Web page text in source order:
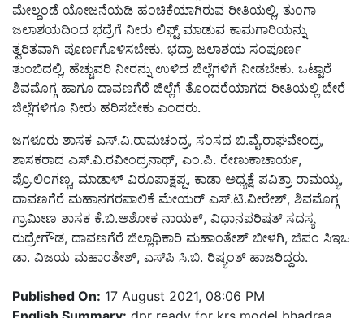
ಮೇಲ್ದಂಡೆ ಯೋಜನೆಯಡಿ ಹಂಚಿಕೆಯಾಗಿರುವ ರೀತಿಯಲ್ಲಿ, ತುಂಗಾ
ಜಲಾಶಯದಿಂದ ಭದ್ರೆಗೆ ನೀರು ಲಿಫ್ಟ್ ಮಾಡುವ ಕಾಮಗಾರಿಯನ್ನು
ತ್ವರಿತವಾಗಿ ಪೂರ್ಣಗೊಳಿಸಬೇಕು. ಭದ್ರಾ ಜಲಾಶಯ ಸಂಪೂರ್ಣ
ತುಂಬಿದಲ್ಲಿ, ಹೆಚ್ಚುವರಿ ನೀರನ್ನು ಉಳಿದ ಜಿಲ್ಲೆಗಳಿಗೆ ನೀಡಬೇಕು. ಒಟ್ಟಾರೆ
ಶಿವಮೊಗ್ಗ ಹಾಗೂ ದಾವಣಗೆರೆ ಜಿಲ್ಲೆಗೆ ತೊಂದರೆಯಾಗದ ರೀತಿಯಲ್ಲಿ ಬೇರೆ
ಜಿಲ್ಲೆಗಳಿಗೂ ನೀರು ಹರಿಸಬೇಕು ಎಂದರು.
ಜಗಳೂರು ಶಾಸಕ ಎಸ್.ವಿ.ರಾಮಚಂದ್ರ, ಸಂಸದ ಬಿ.ವೈ.ರಾಘವೇಂದ್ರ,
ಶಾಸಕರಾದ ಎಸ್.ವಿ.ರವೀಂದ್ರನಾಥ್, ಎಂ.ಪಿ. ರೇಣುಕಾಚಾರ್ಯ,
ಪ್ರೊ.ಲಿಂಗಣ್ಣ, ಮಾಡಾಳ್ ವಿರೂಪಾಕ್ಷಪ್ಪ, ಕಾಡಾ ಅಧ್ಯಕ್ಷೆ ಪವಿತ್ರಾ ರಾಮಯ್ಯ,
ದಾವಣಗೆರೆ ಮಹಾನಗರಪಾಲಿಕೆ ಮೇಯರ್ ಎಸ್.ಟಿ.ವೀರೇಶ್, ಶಿವಮೊಗ್ಗ
ಗ್ರಾಮೀಣ ಶಾಸಕ ಕೆ.ಬಿ.ಅಶೋಕ ನಾಯಕ್, ವಿಧಾನಪರಿಷತ್ ಸದಸ್ಯ
ರುದ್ರೇಗೌಡ, ದಾವಣಗೆರೆ ಜಿಲ್ಲಾಧಿಕಾರಿ ಮಹಾಂತೇಶ್ ಬೀಳಗಿ, ಜಿಪಂ ಸಿಇಒ
ಡಾ. ವಿಜಯ ಮಹಾಂತೇಶ್, ಎಸ್ಪಿ ಸಿ.ಬಿ. ರಿಷ್ಯಂತ್ ಹಾಜರಿದ್ದರು.
Published On: 17 August 2021, 08:06 PM